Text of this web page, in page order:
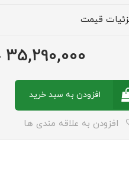
قیمت
35,290,000
افزودن به سبدخرید
افزودن به علاقه مندی ها